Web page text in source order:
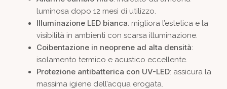
luminosa dopo 12 mesi di utilizzo.
Illuminazione LED bianca: migliora l’estetica e la
visibilità in ambienti con scarsa illuminazione.
Coibentazione in neoprene ad alta densità:
isolamento termico e acustico eccellente.
Protezione antibatterica con UV-LED: assicura la
massima igiene dell’acqua erogata.